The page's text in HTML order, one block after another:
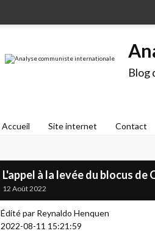
Blog
Accueil Site internet Contact
L'appel à la levée du blocus de
12 Août 2022
Édité par Reynaldo Henquen
2022-08-11 15:21:59